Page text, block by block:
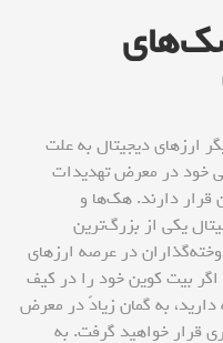
ارزهای دیجیتال به علت
خود در معرض تهدیدات
قرار دارند. هک‌ها و
یکی از بزرگ‌ترین
در عرصه ارزهای
بیت کوین خود را در کیف
دارید، به گمان زیادً در معرض
قرار خواهید گرفت. به